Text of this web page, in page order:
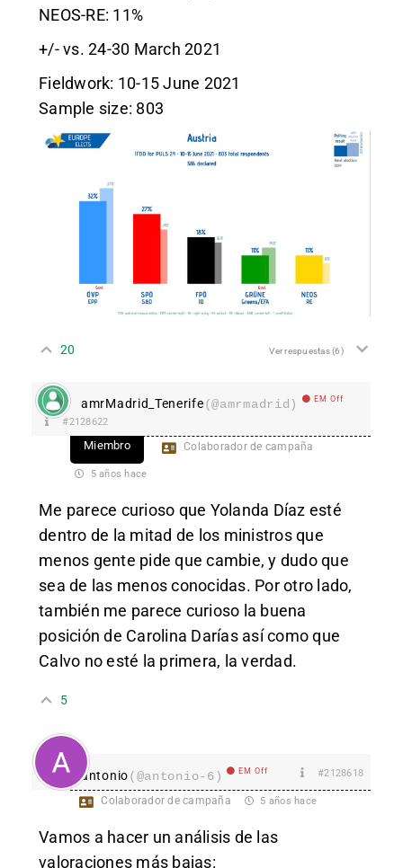
NEOS-RE: 11%
+/- vs. 24-30 March 2021
Fieldwork: 10-15 June 2021
Sample size: 803
20 Ver respuestas(6)
amrMadrid_Tenerife(@amrmadrid) EM Off
#2128622
Miembro Colaborador de campaña
5 años hace
Me parece curioso que Yolanda Díaz esté
dentro de la mitad de los ministros que
menos gente pide que cambie, y dudo que
sea de las menos conocidas. Por otro lado,
también me parece curioso la buena
posición de Carolina Darías así como que
Calvo no esté la primera, la verdad.
5
antonio(@antonio-6) EM Off #2128618
Colaborador de campaña 5 años hace
Vamos a hacer un análisis de las
valoraciones más bajas: